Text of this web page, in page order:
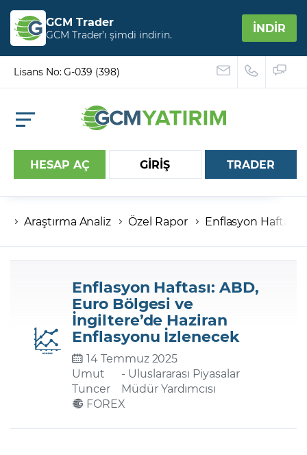
GCM Trader
GCM Trader’ı şimdi indirin. İNDİR
Lisans No: G-039 (398)
HESAP AÇ GİRİŞ
Hesap numaranız
Şifreniz
Şifremi Unuttum
TRADER
Araştırma Analiz Özel Rapor Enflasyon
Enflasyon Haftası: ABD,
Euro Bölgesi ve
İngiltere’de Haziran
Enflasyonu İzlenecek
14 Temmuz 2025
Umut
Tuncer
- Uluslararası Piyasalar
Müdür Yardımcısı
FOREX